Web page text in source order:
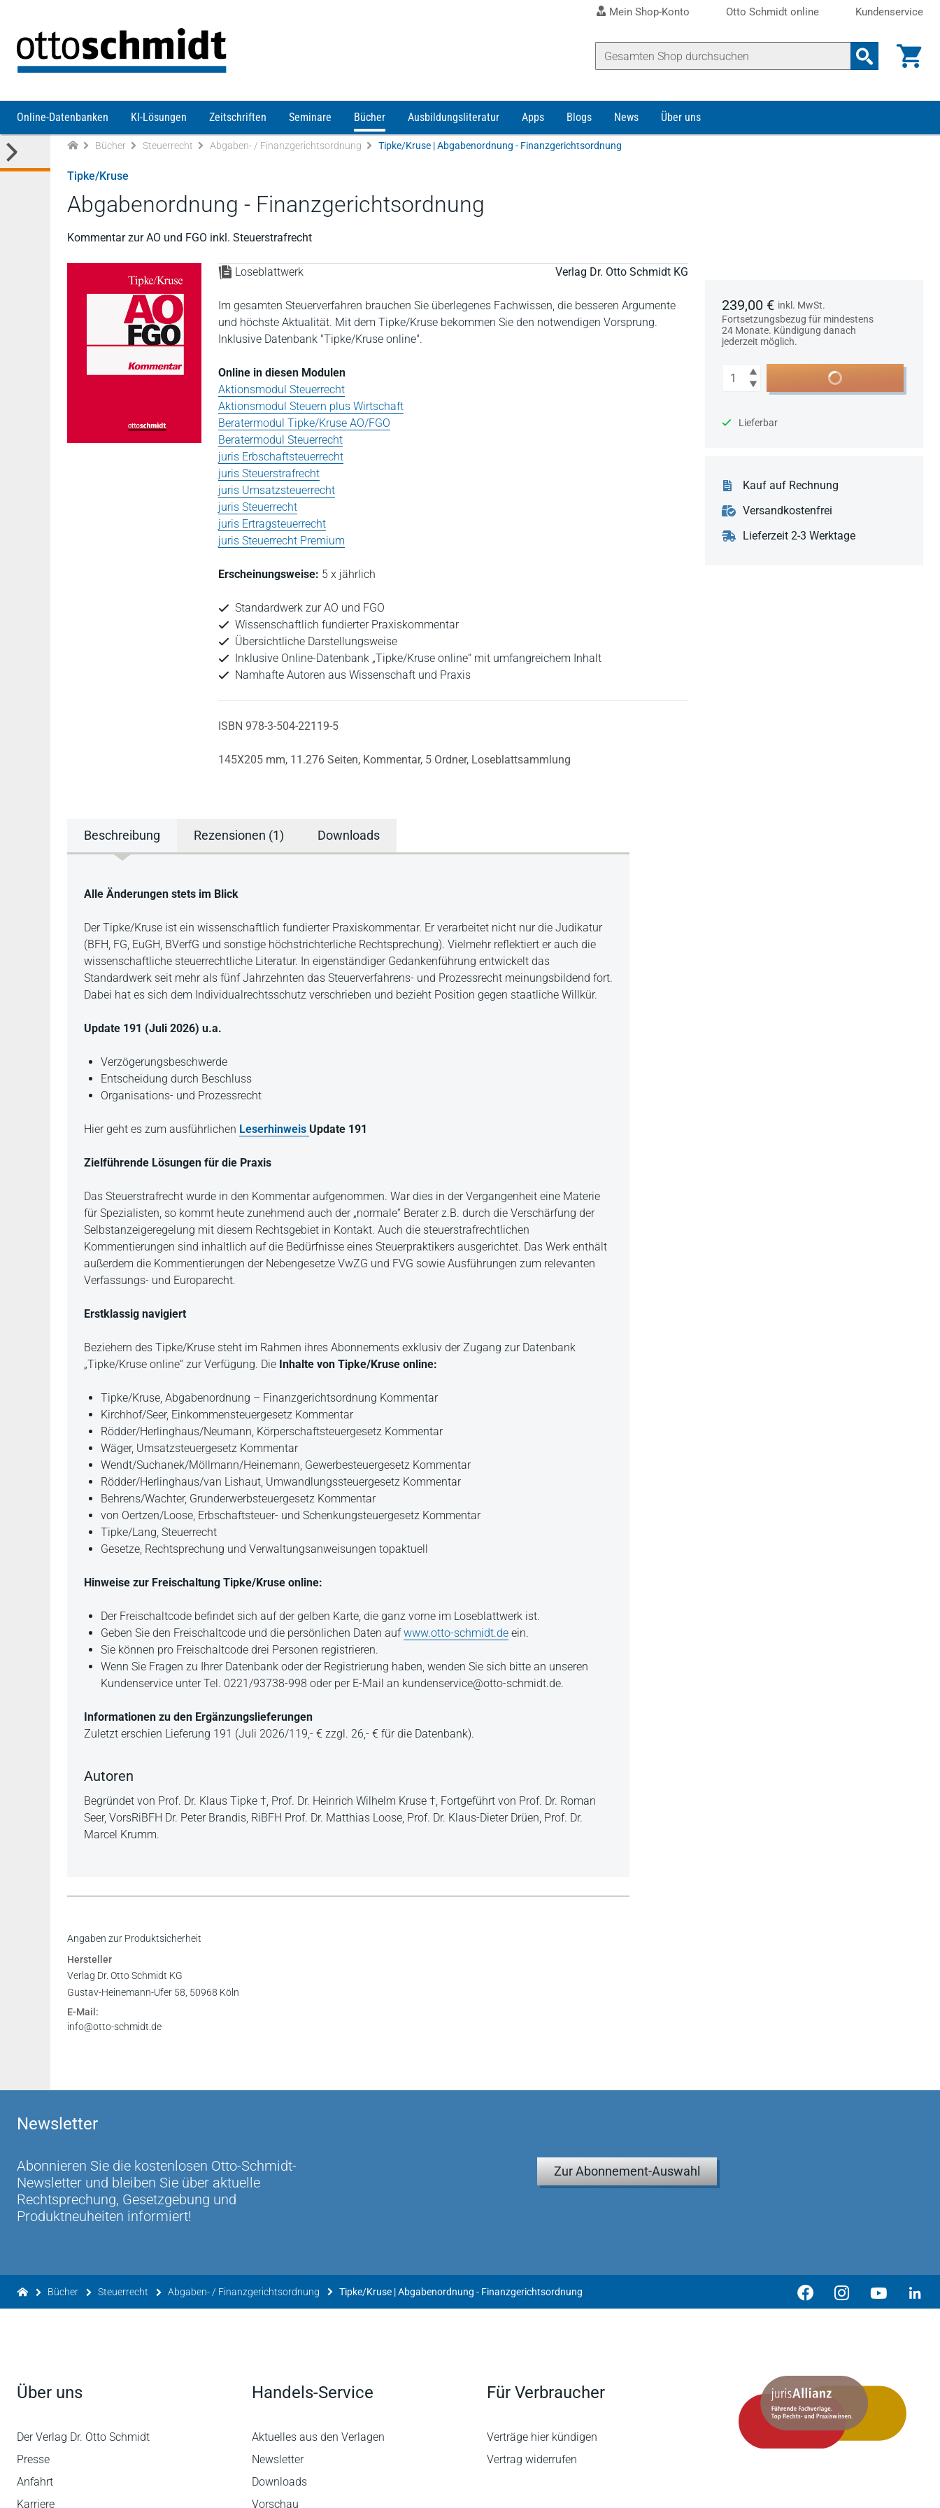
Mein Shop-Konto Otto Schmidt online Kundenservice
Online-Datenbanken KI-Lösungen Zeitschriften Seminare Bücher Ausbildungsliteratur Apps Blogs News Über uns
Bücher Steuerrecht Abgaben- / Finanzgerichtsordnung Tipke/Kruse | Abgabenordnung - Finanzgerichtsordnung
Tipke/Kruse
Abgabenordnung - Finanzgerichtsordnung
Kommentar zur AO und FGO inkl. Steuerstrafrecht
Loseblattwerk Verlag Dr. Otto Schmidt KG
Im gesamten Steuerverfahren brauchen Sie überlegenes Fachwissen, die besseren Argumente
und höchste Aktualität. Mit dem Tipke/Kruse bekommen Sie den notwendigen Vorsprung.
Inklusive Datenbank "Tipke/Kruse online".
Online in diesen Modulen
Aktionsmodul Steuerrecht
Aktionsmodul Steuern plus Wirtschaft
Beratermodul Tipke/Kruse AO/FGO
Beratermodul Steuerrecht
juris Erbschaftsteuerrecht
juris Steuerstrafrecht
juris Umsatzsteuerrecht
juris Steuerrecht
juris Ertragsteuerrecht
juris Steuerrecht Premium
Erscheinungsweise: 5 x jährlich
Standardwerk zur AO und FGO
Wissenschaftlich fundierter Praxiskommentar
Übersichtliche Darstellungsweise
Inklusive Online-Datenbank „Tipke/Kruse online“ mit umfangreichem Inhalt
Namhafte Autoren aus Wissenschaft und Praxis
ISBN 978-3-504-22119-5
145X205 mm, 11.276 Seiten, Kommentar, 5 Ordner, Loseblattsammlung
239,00 € inkl. MwSt.
Fortsetzungsbezug für mindestens
24 Monate. Kündigung danach
jederzeit möglich.
Anzahl In den Warenkorb
Lieferbar
Kauf auf Rechnung
Versandkostenfrei
Lieferzeit 2-3 Werktage
Beschreibung Rezensionen (1) Downloads
Beschreibung
Alle Änderungen stets im Blick
Der Tipke/Kruse ist ein wissenschaftlich fundierter Praxiskommentar. Er verarbeitet nicht nur die Judikatur
(BFH, FG, EuGH, BVerfG und sonstige höchstrichterliche Rechtsprechung). Vielmehr reflektiert er auch die
wissenschaftliche steuerrechtliche Literatur. In eigenständiger Gedankenführung entwickelt das
Standardwerk seit mehr als fünf Jahrzehnten das Steuerverfahrens- und Prozessrecht meinungsbildend fort.
Dabei hat es sich dem Individualrechtsschutz verschrieben und bezieht Position gegen staatliche Willkür.
Update 191 (Juli 2026) u.a.
Verzögerungsbeschwerde
Entscheidung durch Beschluss
Organisations- und Prozessrecht
Hier geht es zum ausführlichen Leserhinweis Update 191
Zielführende Lösungen für die Praxis
Das Steuerstrafrecht wurde in den Kommentar aufgenommen. War dies in der Vergangenheit eine Materie
für Spezialisten, so kommt heute zunehmend auch der „normale“ Berater z.B. durch die Verschärfung der
Selbstanzeigeregelung mit diesem Rechtsgebiet in Kontakt. Auch die steuerstrafrechtlichen
Kommentierungen sind inhaltlich auf die Bedürfnisse eines Steuerpraktikers ausgerichtet. Das Werk enthält
außerdem die Kommentierungen der Nebengesetze VwZG und FVG sowie Ausführungen zum relevanten
Verfassungs- und Europarecht.
Erstklassig navigiert
Beziehern des Tipke/Kruse steht im Rahmen ihres Abonnements exklusiv der Zugang zur Datenbank
„Tipke/Kruse online“ zur Verfügung. Die Inhalte von Tipke/Kruse online:
Tipke/Kruse, Abgabenordnung – Finanzgerichtsordnung Kommentar
Kirchhof/Seer, Einkommensteuergesetz Kommentar
Rödder/Herlinghaus/Neumann, Körperschaftsteuergesetz Kommentar
Wäger, Umsatzsteuergesetz Kommentar
Wendt/Suchanek/Möllmann/Heinemann, Gewerbesteuergesetz Kommentar
Rödder/Herlinghaus/van Lishaut, Umwandlungssteuergesetz Kommentar
Behrens/Wachter, Grunderwerbsteuergesetz Kommentar
von Oertzen/Loose, Erbschaftsteuer- und Schenkungsteuergesetz Kommentar
Tipke/Lang, Steuerrecht
Gesetze, Rechtsprechung und Verwaltungsanweisungen topaktuell
Hinweise zur Freischaltung Tipke/Kruse online:
Der Freischaltcode befindet sich auf der gelben Karte, die ganz vorne im Loseblattwerk ist.
Geben Sie den Freischaltcode und die persönlichen Daten aufwww.otto-schmidt.de ein.
Sie können pro Freischaltcode drei Personen registrieren.
Wenn Sie Fragen zu Ihrer Datenbank oder der Registrierung haben, wenden Sie sich bitte an unseren
Kundenservice unter Tel. 0221/93738-998 oder per E-Mail an kundenservice@otto-schmidt.de.
Informationen zu den Ergänzungslieferungen
Zuletzt erschien Lieferung 191 (Juli 2026/119,- € zzgl. 26,- € für die Datenbank).
Autoren
Begründet von Prof. Dr. Klaus Tipke †, Prof. Dr. Heinrich Wilhelm Kruse †, Fortgeführt von Prof. Dr. Roman
Seer, VorsRiBFH Dr. Peter Brandis, RiBFH Prof. Dr. Matthias Loose, Prof. Dr. Klaus-Dieter Drüen, Prof. Dr.
Marcel Krumm.
"Mit offensichtlicher Lust auch an Beratung und Gestaltung geben die Autoren ... praktische Empfehlungen
und taktische Ratschläge...."
RAin FAStR Alexandra Mack, FR 2017, 307
„Der Kommentar von Tipke/Kruse ist für den Einsatz nicht nur in der öffentlichen Verwaltung
uneingeschränkt zu empfehlen. Dies ist insbesondere darin begründet, dass er aktuell wissenschaftlich
Inhaltsverzeichnis
Leseprobe
Angaben zur Produktsicherheit
Hersteller
Verlag Dr. Otto Schmidt KG
Gustav-Heinemann-Ufer 58, 50968 Köln
E-Mail:
info@otto-schmidt.de
Newsletter
Abonnieren Sie die kostenlosen Otto-Schmidt-
Newsletter und bleiben Sie über aktuelle
Rechtsprechung, Gesetzgebung und
Produktneuheiten informiert!
Zur Abonnement-Auswahl
Bücher Steuerrecht Abgaben- / Finanzgerichtsordnung Tipke/Kruse | Abgabenordnung - Finanzgerichtsordnung
Über uns
Der Verlag Dr. Otto Schmidt
Presse
Anfahrt
Karriere
Handels-Service
Aktuelles aus den Verlagen
Newsletter
Downloads
Vorschau
Für Verbraucher
Verträge hier kündigen
Vertrag widerrufen